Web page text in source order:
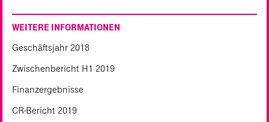
WEITERE INFORMATIONEN
Geschäftsjahr 2018
Zwischenbericht H1 2019
Finanzergebnisse
CR-Bericht 2019